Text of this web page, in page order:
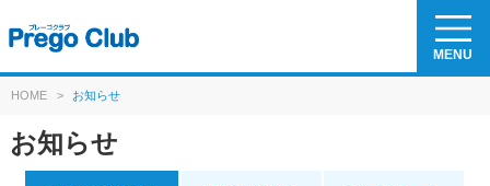
MENU
HOME > お知らせ
お知らせ